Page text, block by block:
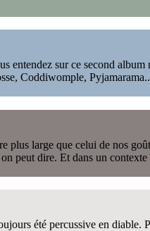
sur ce second album
Coddiwomple,
plus large que celui de nos
peut dire. Et dans un contexte
été percussive en diable.